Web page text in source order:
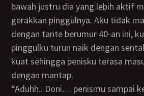
bawah justru dia yang lebih aktif
gerakkan pinggulnya. Aku tidak
dengan tante berumur 40-an ini,
pinggulku turun naik dengan
kuat sehingga penisku terasa
dengan mantap.
“Aduhh.. Doni… penismu sampai ke ujung… enak